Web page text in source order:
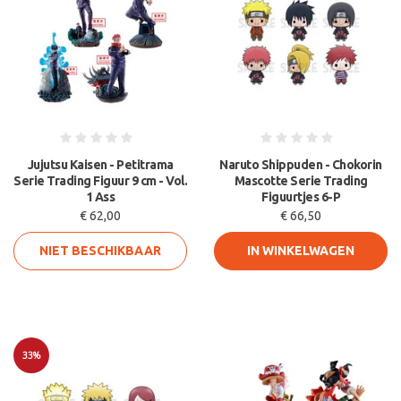
Jujutsu Kaisen - Petitrama
Serie Trading Figuur 9 cm - Vol.
1 Ass
€ 62,00
NIET BESCHIKBAAR
Naruto Shippuden - Chokorin
Mascotte Serie Trading
Figuurtjes 6-P
€ 66,50
IN WINKELWAGEN
33%